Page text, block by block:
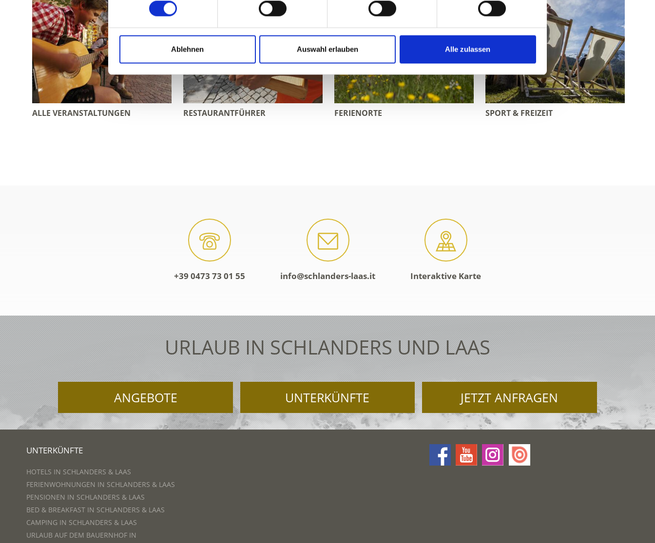
Ablehnen Auswahl erlauben Alle zulassen
ALLE VERANSTALTUNGEN RESTAURANTFÜHRER FERIENORTE SPORT & FREIZEIT
+39 0473 73 01 55 info@schlanders-laas.it Interaktive Karte
URLAUB IN SCHLANDERS UND LAAS
ANGEBOTE UNTERKÜNFTE JETZT ANFRAGEN
UNTERKÜNFTE
HOTELS IN SCHLANDERS & LAAS
FERIENWOHNUNGEN IN SCHLANDERS & LAAS
PENSIONEN IN SCHLANDERS & LAAS
BED & BREAKFAST IN SCHLANDERS & LAAS
CAMPING IN SCHLANDERS & LAAS
URLAUB AUF DEM BAUERNHOF IN